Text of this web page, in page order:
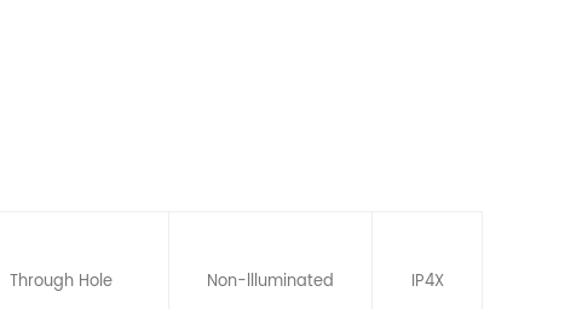
Through Hole Non-llluminated IP4X